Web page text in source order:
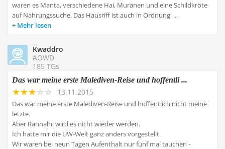
waren es Manta, verschiedene Hai, Muränen und eine Schildkröte
auf Nahrungssuche. Das Hausriff ist auch in Ordnung, ...
Mehr lesen
Kwaddro
AOWD
185 TGs
Das war meine erste Malediven-Reise und hoffentli ...
13.11.2015
Das war meine erste Malediven-Reise und hoffentlich nicht meine
letzte.
Aber Rannalhi wird es nicht wieder werden.
Ich hatte mir die UW-Welt ganz anders vorgestellt.
Wir waren bei neun Tagen Aufenthalt nur fünf mal tauchen -